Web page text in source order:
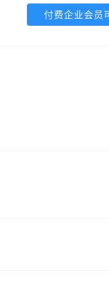
付费企业会员